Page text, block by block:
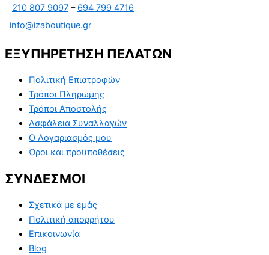
210 807 9097 – 694 799 4716
info@izaboutique.gr
ΕΞΥΠΗΡΕΤΗΣΗ ΠΕΛΑΤΩΝ
Πολιτική Επιστροφών
Τρόποι Πληρωμής
Τρόποι Αποστολής
Ασφάλεια Συναλλαγών
Ο Λογαριασμός μου
Όροι και προϋποθέσεις
ΣΥΝΔΕΣΜΟΙ
Σχετικά με εμάς
Πολιτική απορρήτου
Επικοινωνία
Blog